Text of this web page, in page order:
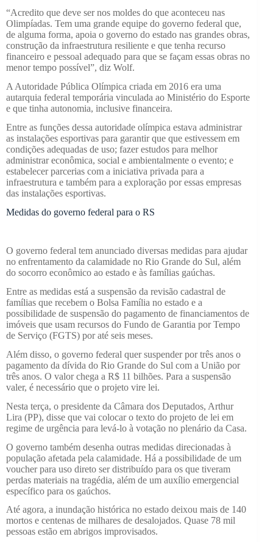
“Acredito que deve ser nos moldes do que aconteceu nas
Olimpíadas. Tem uma grande equipe do governo federal que,
de alguma forma, apoia o governo do estado nas grandes obras,
construção da infraestrutura resiliente e que tenha recurso
financeiro e pessoal adequado para que se façam essas obras no
menor tempo possível”, diz Wolf.
A Autoridade Pública Olímpica criada em 2016 era uma
autarquia federal temporária vinculada ao Ministério do Esporte
e que tinha autonomia, inclusive financeira.
Entre as funções dessa autoridade olímpica estava administrar
as instalações esportivas para garantir que que estivessem em
condições adequadas de uso; fazer estudos para melhor
administrar econômica, social e ambientalmente o evento; e
estabelecer parcerias com a iniciativa privada para a
infraestrutura e também para a exploração por essas empresas
das instalações esportivas.
Medidas do governo federal para o RS
O governo federal tem anunciado diversas medidas para ajudar
no enfrentamento da calamidade no Rio Grande do Sul, além
do socorro econômico ao estado e às famílias gaúchas.
Entre as medidas está a suspensão da revisão cadastral de
famílias que recebem o Bolsa Família no estado e a
possibilidade de suspensão do pagamento de financiamentos de
imóveis que usam recursos do Fundo de Garantia por Tempo
de Serviço (FGTS) por até seis meses.
Além disso, o governo federal quer suspender por três anos o
pagamento da dívida do Rio Grande do Sul com a União por
três anos. O valor chega a R$ 11 bilhões. Para a suspensão
valer, é necessário que o projeto vire lei.
Nesta terça, o presidente da Câmara dos Deputados, Arthur
Lira (PP), disse que vai colocar o texto do projeto de lei em
regime de urgência para levá-lo à votação no plenário da Casa.
O governo também desenha outras medidas direcionadas à
população afetada pela calamidade. Há a possibilidade de um
voucher para uso direto ser distribuído para os que tiveram
perdas materiais na tragédia, além de um auxílio emergencial
específico para os gaúchos.
Até agora, a inundação histórica no estado deixou mais de 140
mortos e centenas de milhares de desalojados. Quase 78 mil
pessoas estão em abrigos improvisados.